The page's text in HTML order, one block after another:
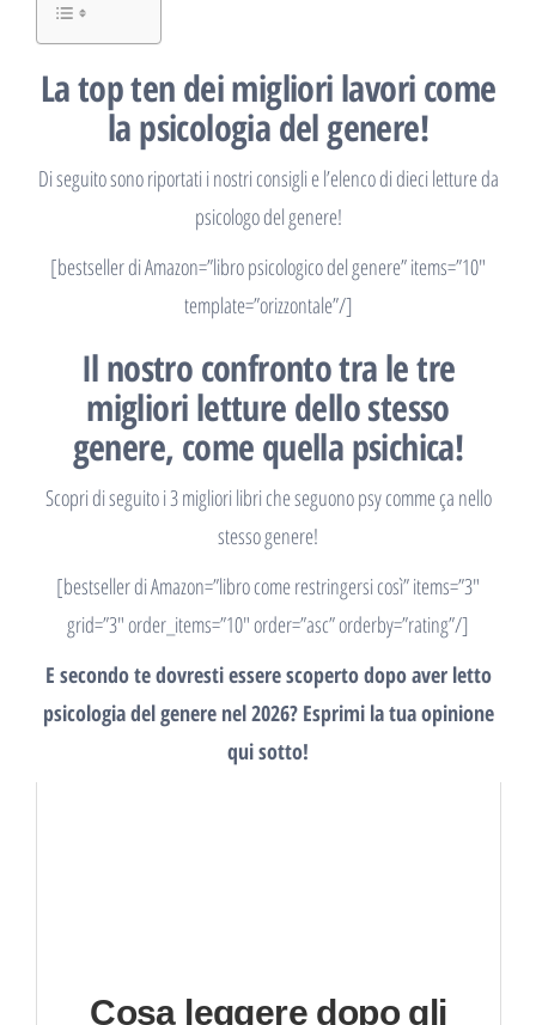
La top ten dei migliori lavori come
la psicologia del genere!
Di seguito sono riportati i nostri consigli e l’elenco di dieci letture da
psicologo del genere!
[bestseller di Amazon=”libro psicologico del genere” items=”10″
template=”orizzontale”/]
Il nostro confronto tra le tre
migliori letture dello stesso
genere, come quella psichica!
Scopri di seguito i 3 migliori libri che seguono psy comme ça nello
stesso genere!
[bestseller di Amazon=”libro come restringersi così” items=”3″
grid=”3″ order_items=”10″ order=”asc” orderby=”rating”/]
E secondo te dovresti essere scoperto dopo aver letto
psicologia del genere nel 2026? Esprimi la tua opinione
qui sotto!
Cosa leggere dopo gli